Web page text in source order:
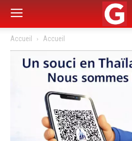
Accueil Accueil